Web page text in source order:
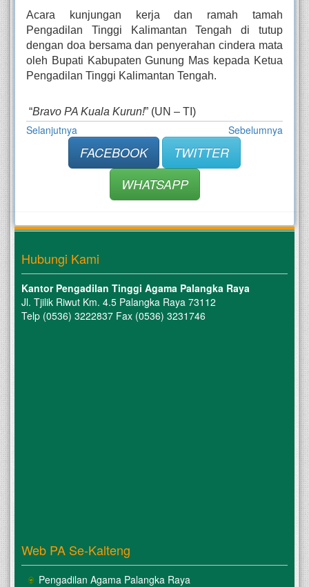
Acara kunjungan kerja dan ramah tamah
Pengadilan Tinggi Kalimantan Tengah di tutup
dengan doa bersama dan penyerahan cindera mata
oleh Bupati Kabupaten Gunung Mas kepada Ketua
Pengadilan Tinggi Kalimantan Tengah.
“Bravo PA Kuala Kurun!” (UN – TI)
Selanjutnya Sebelumnya
FACEBOOK
TWITTER
WHATSAPP
Hubungi Kami
Kantor Pengadilan Tinggi Agama Palangka Raya
Jl. Tjilik Riwut Km. 4.5 Palangka Raya 73112
Telp (0536) 3222837 Fax (0536) 3231746
Web PA Se-Kalteng
Pengadilan Agama Palangka Raya